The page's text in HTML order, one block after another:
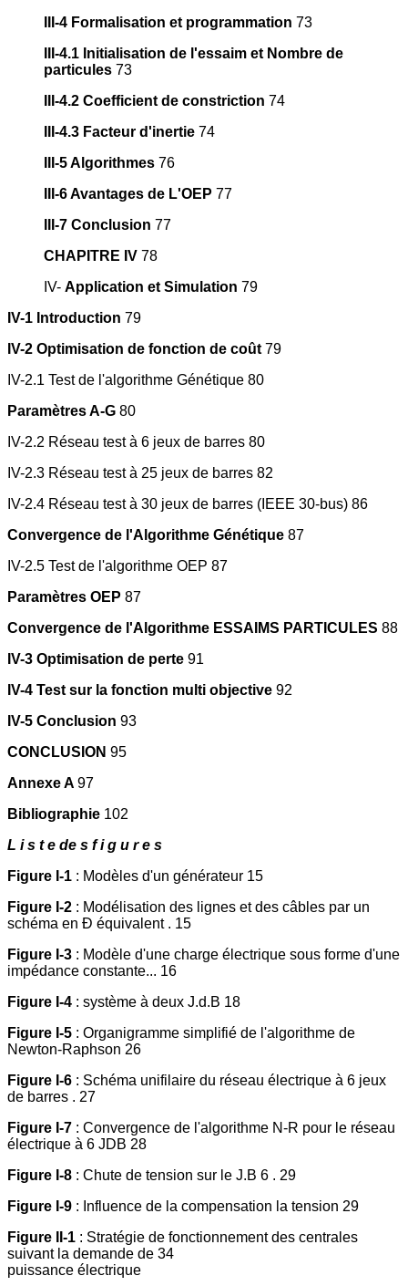
III-4 Formalisation et programmation 73
III-4.1 Initialisation de l'essaim et Nombre de
particules 73
III-4.2 Coefficient de constriction 74
III-4.3 Facteur d'inertie 74
III-5 Algorithmes 76
III-6 Avantages de L'OEP 77
III-7 Conclusion 77
CHAPITRE IV 78
IV- Application et Simulation 79
IV-1 Introduction 79
IV-2 Optimisation de fonction de coût 79
IV-2.1 Test de l'algorithme Génétique 80
Paramètres A-G 80
IV-2.2 Réseau test à 6 jeux de barres 80
IV-2.3 Réseau test à 25 jeux de barres 82
IV-2.4 Réseau test à 30 jeux de barres (IEEE 30-bus) 86
Convergence de l'Algorithme Génétique 87
IV-2.5 Test de l'algorithme OEP 87
Paramètres OEP 87
Convergence de l'Algorithme ESSAIMS PARTICULES 88
IV-3 Optimisation de perte 91
IV-4 Test sur la fonction multi objective 92
IV-5 Conclusion 93
CONCLUSION 95
Annexe A 97
Bibliographie 102
L i s t e de s f i g u r e s
Figure I-1 : Modèles d'un générateur 15
Figure I-2 : Modélisation des lignes et des câbles par un
schéma en Ð équivalent . 15
Figure I-3 : Modèle d'une charge électrique sous forme d'une
impédance constante... 16
Figure I-4 : système à deux J.d.B 18
Figure I-5 : Organigramme simplifié de l'algorithme de
Newton-Raphson 26
Figure I-6 : Schéma unifilaire du réseau électrique à 6 jeux
de barres . 27
Figure I-7 : Convergence de l'algorithme N-R pour le réseau
électrique à 6 JDB 28
Figure I-8 : Chute de tension sur le J.B 6 . 29
Figure I-9 : Influence de la compensation la tension 29
Figure II-1 : Stratégie de fonctionnement des centrales
suivant la demande de 34
puissance électrique